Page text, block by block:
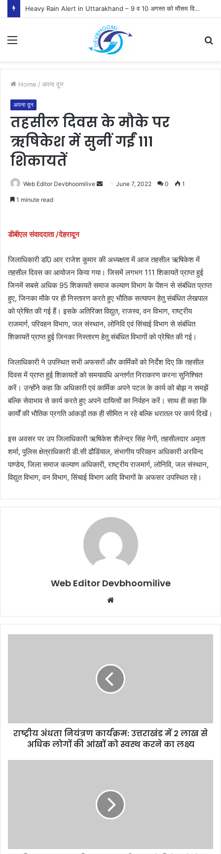
Heavy Rain Alert in Uttarakhand – 9 व 10 अगस्त को मौसम विभाग ने जारी किया ऑरेंज व येलो अलर्ट
Menu
Home / अपना दून
अपना दून
तहसील दिवस के मौके पर
ऋषिकेश में सुनीं गईं 111
शिकायतें
Web Editor Devbhoomilive
SendJune 7, 2022 0 1
1 minute read
डीबीएल संवाददाता /देहरादून
जिलाधिकारी डाॅ0 आर राजेश कुमार की अध्यक्षता में आज तहसील ऋषिकेश में
तहसील दिवस का आयोजन किया गया। जिसमें लगभग 111 शिकायतें प्राप्त हुई
जिनमें सबसे अधिक 95 शिकायतें समाज कल्याण विभाग के पेंशन से संबंधित प्राप्त
हुए, जिनका मौके पर ही निस्तारण करते हुए भौतिक सत्यापन हेतु संबंधित लेखपाल
को प्रेषित की गई हैं। इसके अतिरिक्त विद्युत, राजस्व, वन विभाग, राष्ट्रीय
राजमार्ग, परिवहन विभाग, जल संस्थान, लोनिवि एवं सिंचाई विभाग से संबंधित
शिकायतें प्राप्त हुई जिनका निस्तारण हेतु संबंधित विभागों को प्रेषित की गई।
जिलाधिकारी ने उपस्थित सभी अफसरों और कार्मिकों को निर्देश दिए कि तहसील
दिवस में प्राप्त हुई शिकायतों को समयावधि अन्तर्गत निराकरण करना सुनिश्चित
करें। उन्होंने कहा कि अधिकारी एवं कार्मिक अपने पटल के कार्य को बोझ न समझें
बल्कि सेवाभाव से कार्य करते हुए अपने दायित्वों का निर्वहन करें। साथ ही कहा कि
कार्यों की भौतिक प्रगति आंकड़ों तक ही सीमित न रहे बल्कि धरातल पर कार्य दिखें।
इस अवसर पर उप जिलाधिकारी ऋषिकेश शैलेन्द्र सिंह नेगी, तहसीलदार अमृता
शर्मा, पुलिस क्षेत्राधिकारी डी.सी ढौडिंयाल, संभागीय परिवहन अधिकारी अरविन्द
पाण्डेय, जिला समाज कल्याण अधिकारी, राष्ट्रीय राजमार्ग, लोनिवि, जल संस्थान,
विद्युत विभाग, वन विभाग, सिंचाई विभाग आदि विभागों के अफसर उपस्थित रहे।
Web Editor Devbhoomilive
Website
राष्ट्रीय अंधता नियंत्रण कार्यक्रम: उत्तराखंड में 2 लाख से
अधिक लोगों की आंखों को स्वस्थ करने का लक्ष्य